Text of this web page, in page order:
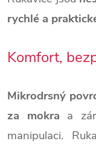
rychlé a
Komfort,
Mikrodrsný
za mokra a
manipulaci.